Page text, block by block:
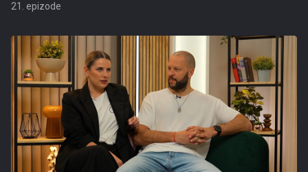
21. epizode